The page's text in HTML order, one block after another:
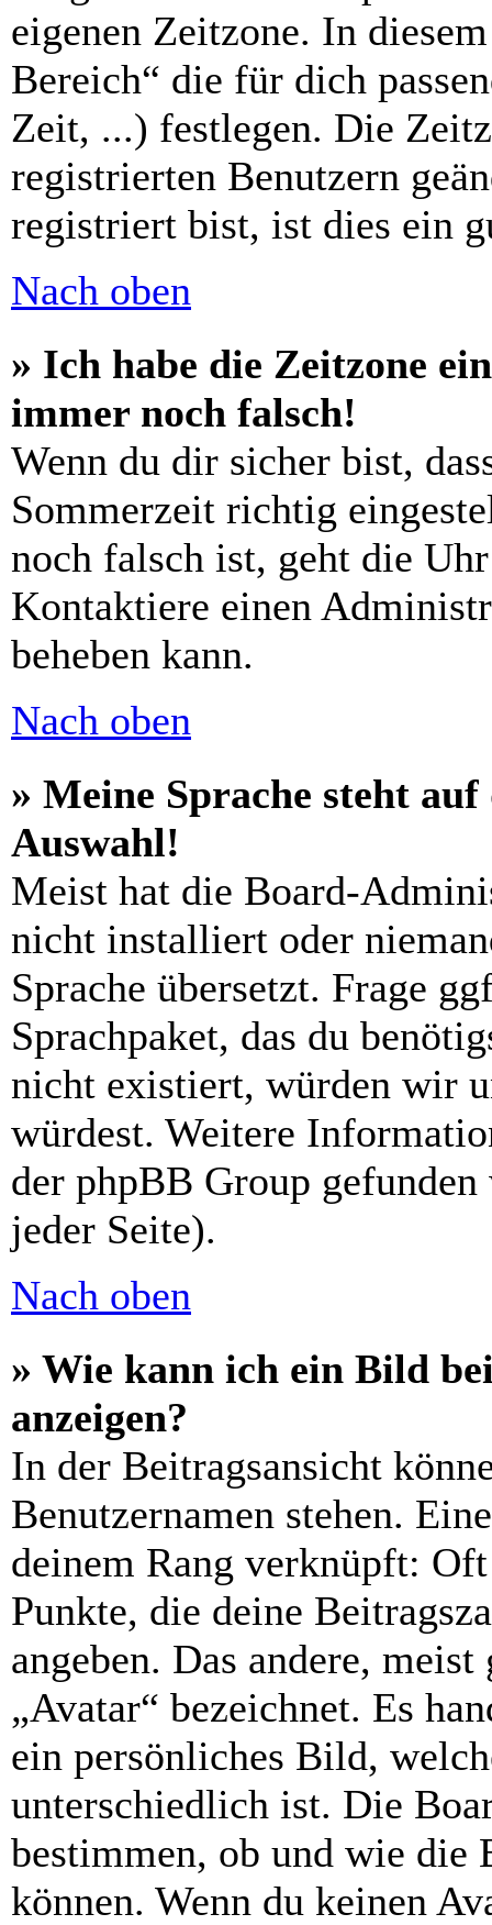
eigenen Zeitzone. In
Bereich“ die für dich
Zeit, ...) festlegen. Die
registrierten Benutzern
registriert bist, ist dies ein
Nach oben
» Ich habe die Zeitzone
immer noch falsch!
Wenn du dir sicher bist,
Sommerzeit richtig
noch falsch ist, geht die
Kontaktiere einen
beheben kann.
Nach oben
» Meine Sprache steht
Auswahl!
Meist hat die Board-
nicht installiert oder
Sprache übersetzt. Frage
Sprachpaket, das du
nicht existiert, würden wir
würdest. Weitere
der phpBB Group
jeder Seite).
Nach oben
» Wie kann ich ein Bild
anzeigen?
In der Beitragsansicht
Benutzernamen stehen.
deinem Rang verknüpft:
Punkte, die deine
angeben. Das andere,
„Avatar“ bezeichnet. Es
ein persönliches Bild,
unterschiedlich ist. Die
bestimmen, ob und wie die
können. Wenn du keinen